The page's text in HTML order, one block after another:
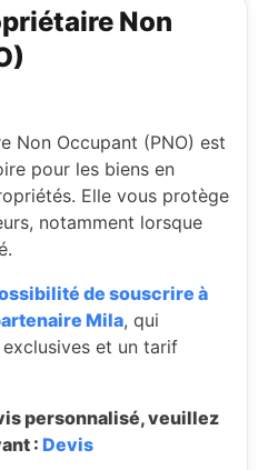
Non
Non Occupant (PNO) est
pour les biens en
Elle vous protège
notamment lorsque
de souscrire à
Mila, qui
et un tarif
personnalisé, veuillez
: Devis